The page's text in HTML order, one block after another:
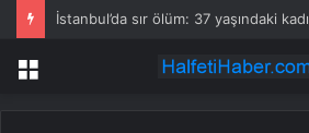
Menü